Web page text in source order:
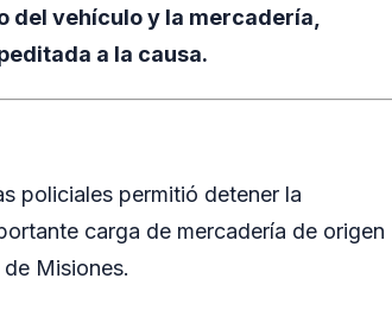
del vehículo y la mercadería,
a la causa.
policiales permitió detener la
carga de mercadería de origen
Misiones.